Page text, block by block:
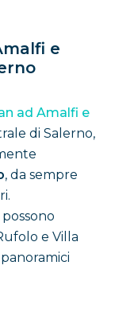
e
ad Amalfi e
di Salerno,
, da sempre
e Villa